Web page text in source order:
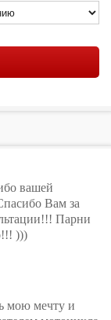
вашей
Вам за
Парни
)))
мою мечту и